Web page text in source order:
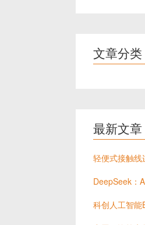
文章分类
最新文章
轻便式接触
DeepSeek：
科创人工智